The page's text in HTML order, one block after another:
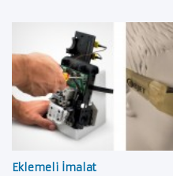
Eklemeli İmalat